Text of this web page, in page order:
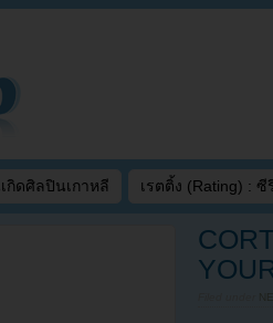
กิดศิลปินเกาหลี เรตติ้ง (Rating) : ซี